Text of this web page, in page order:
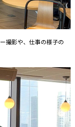
撮影や、仕事の様子の